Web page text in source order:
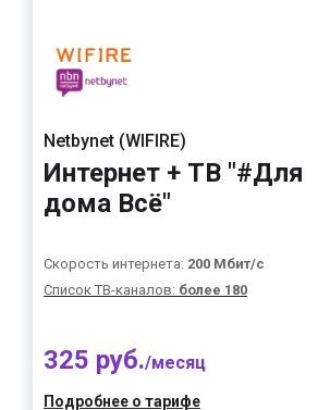
Netbynet (WIFIRE)
Интернет + ТВ "#Для
дома Всё"
Скорость интернета: 200 Мбит/с
Список ТВ-каналов: более 180
325 руб./месяц
Подробнее о тарифе